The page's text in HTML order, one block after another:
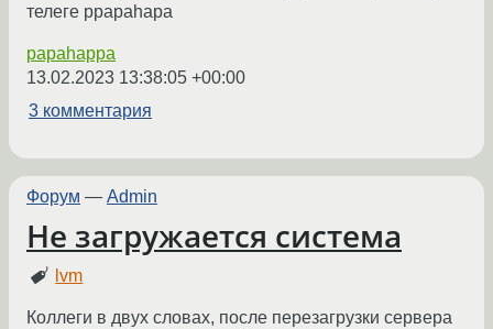
телеге ppapahapa
papahappa
13.02.2023 13:38:05 +00:00
3 комментария
Форум — Admin
Не загружается система
lvm
Коллеги в двух словах, после перезагрузки сервера